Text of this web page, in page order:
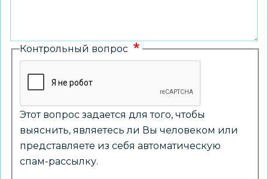
Контрольный вопрос
Этот вопрос задается для того, чтобы
выяснить, являетесь ли Вы человеком или
представляете из себя автоматическую
спам-рассылку.